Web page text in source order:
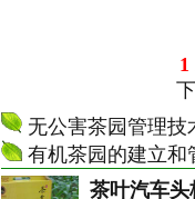
1
无公害茶园管理技
有机茶园的建立和
茶叶汽车